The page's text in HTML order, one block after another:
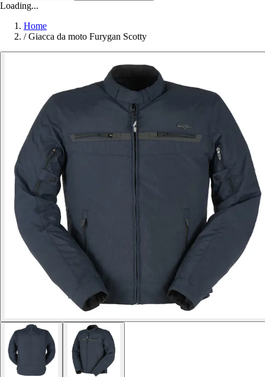
Loading...
Home
/ Giacca da moto Furygan Scotty